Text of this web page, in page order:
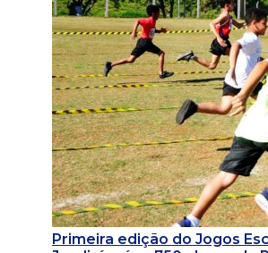
Primeira edição do Jogos